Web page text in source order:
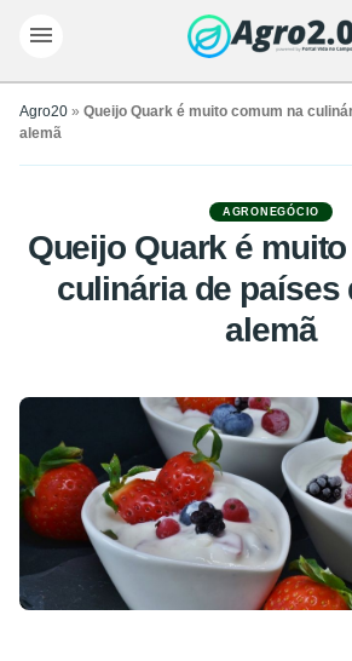
Agro20 » Queijo Quark é muito comum na
alemã
AGRONEGÓCIO
Queijo Quark é
culinária de países
alemã